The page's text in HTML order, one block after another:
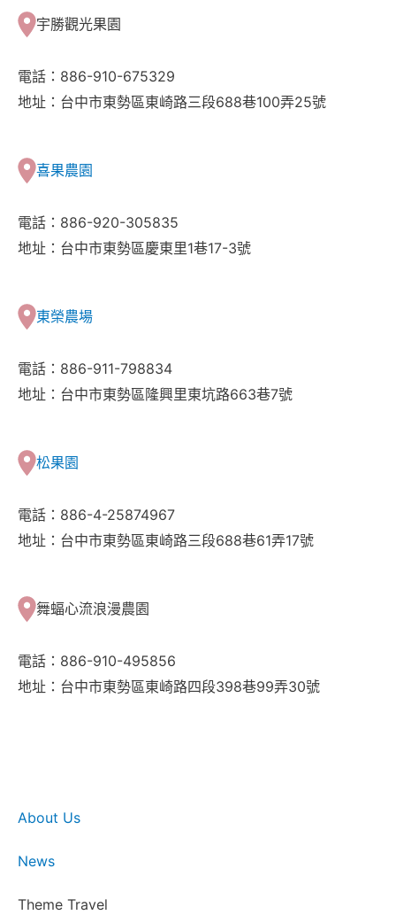
宇勝觀光果園
電話：886-910-675329
地址：台中市東勢區東崎路三段688巷100弄25號
喜果農園
電話：886-920-305835
地址：台中市東勢區慶東里1巷17-3號
東榮農場
電話：886-911-798834
地址：台中市東勢區隆興里東坑路663巷7號
松果園
電話：886-4-25874967
地址：台中市東勢區東崎路三段688巷61弄17號
舞蝠心流浪漫農園
電話：886-910-495856
地址：台中市東勢區東崎路四段398巷99弄30號
About Us
News
Theme Travel